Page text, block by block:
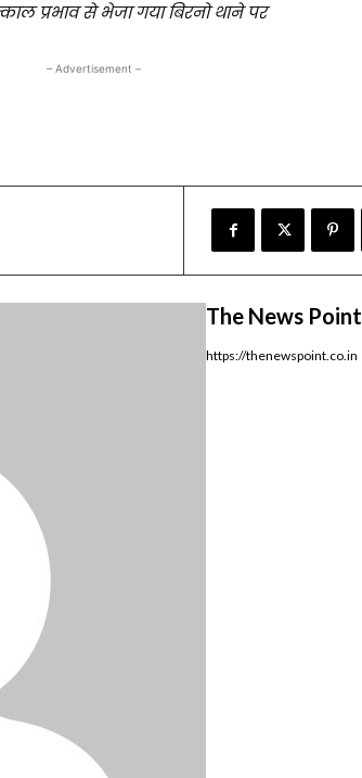
प्रभाव से भेजा गया बिरनो थाने पर
– Advertisement –
The News Point
https://thenewspoint.co.in